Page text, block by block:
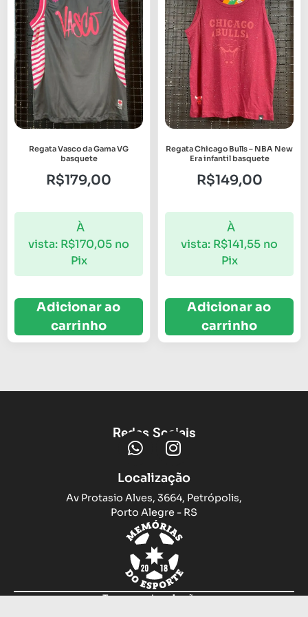
Regata Vasco da Gama VG
basquete
R$179,00
À
vista: R$170,05 no
Pix
Adicionar ao
carrinho
Regata Chicago Bulls – NBA New
Era infantil basquete
R$149,00
À
vista: R$141,55 no
Pix
Adicionar ao
carrinho
Redes Sociais
Localização
Av Protasio Alves, 3664, Petrópolis,
Porto Alegre - RS
Trocas e devoluções